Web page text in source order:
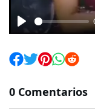
Play
0 Comentarios